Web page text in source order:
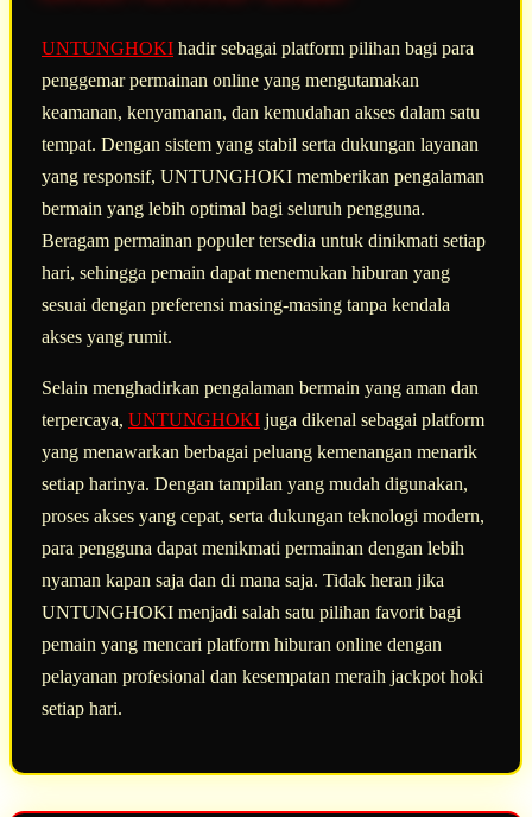
UNTUNGHOKI hadir sebagai platform pilihan bagi para
penggemar permainan online yang mengutamakan
keamanan, kenyamanan, dan kemudahan akses dalam satu
tempat. Dengan sistem yang stabil serta dukungan layanan
yang responsif, UNTUNGHOKI memberikan pengalaman
bermain yang lebih optimal bagi seluruh pengguna.
Beragam permainan populer tersedia untuk dinikmati setiap
hari, sehingga pemain dapat menemukan hiburan yang
sesuai dengan preferensi masing-masing tanpa kendala
akses yang rumit.
Selain menghadirkan pengalaman bermain yang aman dan
terpercaya, UNTUNGHOKI juga dikenal sebagai platform
yang menawarkan berbagai peluang kemenangan menarik
setiap harinya. Dengan tampilan yang mudah digunakan,
proses akses yang cepat, serta dukungan teknologi modern,
para pengguna dapat menikmati permainan dengan lebih
nyaman kapan saja dan di mana saja. Tidak heran jika
UNTUNGHOKI menjadi salah satu pilihan favorit bagi
pemain yang mencari platform hiburan online dengan
pelayanan profesional dan kesempatan meraih jackpot hoki
setiap hari.